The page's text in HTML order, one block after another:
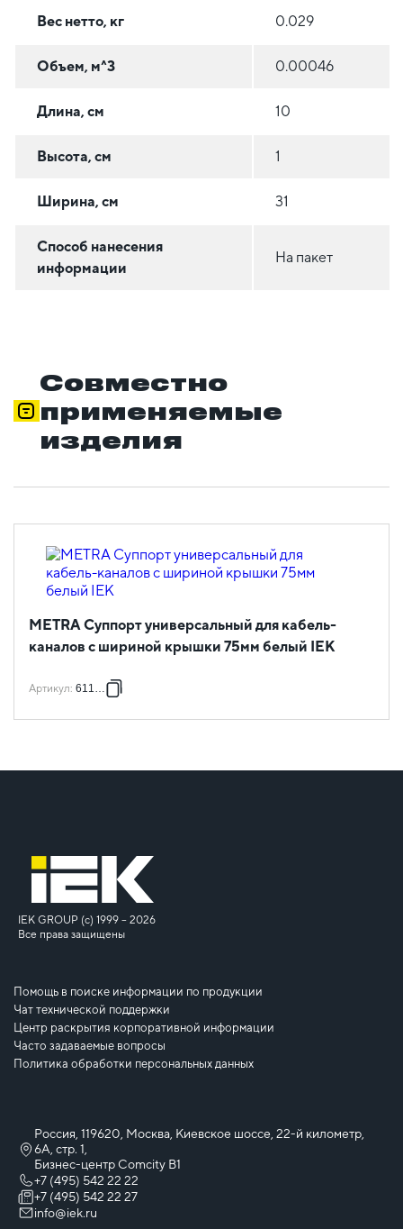
Вес нетто, кг 0.029
Объем, м^3 0.00046
Длина, см 10
Высота, см 1
Ширина, см 31
Способ нанесения
информации
На пакет
Совместно
применяемые
изделия
METRA Суппорт универсальный для кабель-
каналов с шириной крышки 75мм белый IEK
Артикул: 611788
IEK GROUP (c) 1999 – 2026
Все права защищены
Помощь в поиске информации по продукции
Чат технической поддержки
Центр раскрытия корпоративной информации
Часто задаваемые вопросы
Политика обработки персональных данных
Россия, 119620, Москва, Киевское шоссе, 22-й километр,
6А, стр. 1,
Бизнес-центр Comcity B1
+7 (495) 542 22 22
+7 (495) 542 22 27
info@iek.ru